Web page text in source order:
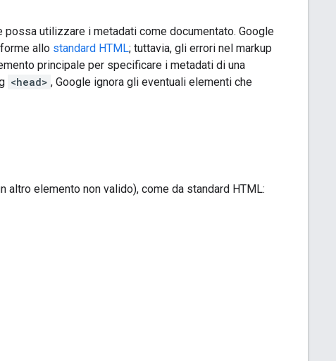
utilizzare i metadati come documentato. Google
allo standard HTML; tuttavia, gli errori nel markup
principale per specificare i metadati di una
<head> , Google ignora gli eventuali elementi che
elemento non valido), come da standard HTML: